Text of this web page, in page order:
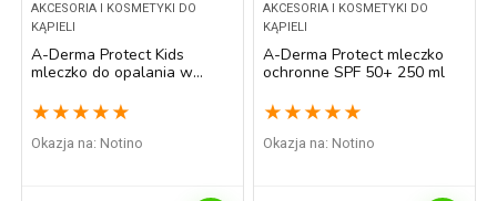
AKCESORIA I KOSMETYKI DO
KĄPIELI
A-Derma Protect Kids
mleczko do opalania w
200 ml
★ ★ ★ ★ ★
Okazja na: Notino
AKCESORIA I KOSMETYKI DO
KĄPIELI
A-Derma Protect mleczko
ochronne SPF 50+ 250 ml
★ ★ ★ ★ ★
Okazja na: Notino